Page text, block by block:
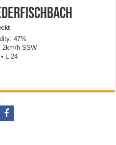
47%
2km/h SSW
L 24